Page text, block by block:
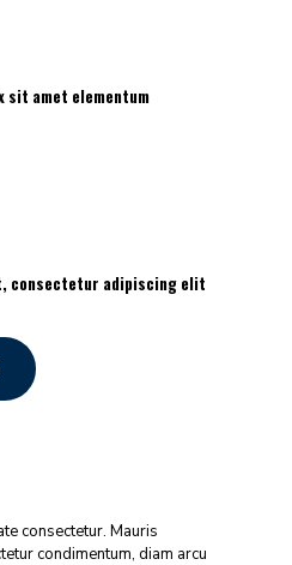
sit amet elementum
consectetur adipiscing elit
consectetur. Mauris
condimentum, diam arcu